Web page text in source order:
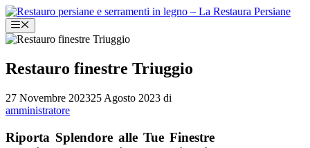
Vai
al
contenuto
Menu
Restauro finestre Triuggio
27 Novembre 202325 Agosto 2023 di
amministratore
Riporta Splendore alle Tue Finestre